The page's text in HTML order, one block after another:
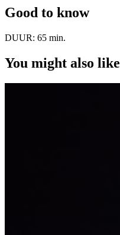
Good to know
DUUR: 65 min.
You might also like